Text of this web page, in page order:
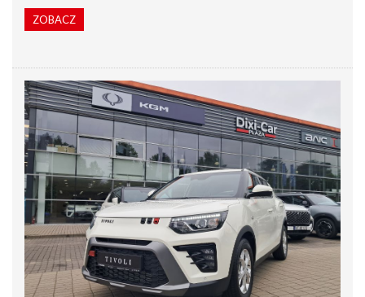
ZOBACZ